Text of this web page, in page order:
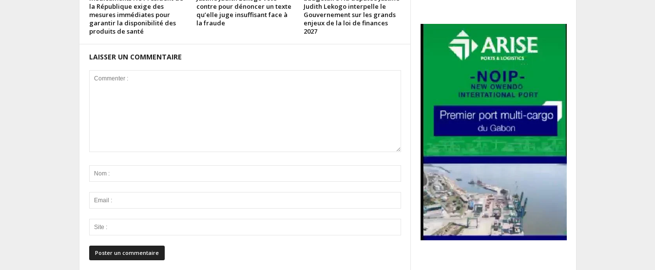
la République exige des
mesures immédiates pour
garantir la disponibilité des
produits de santé
contre pour dénoncer un texte
qu’elle juge insuffisant face à
la fraude
Judith Lekogo interpelle le
Gouvernement sur les grands
enjeux de la loi de finances
2027
LAISSER UN COMMENTAIRE